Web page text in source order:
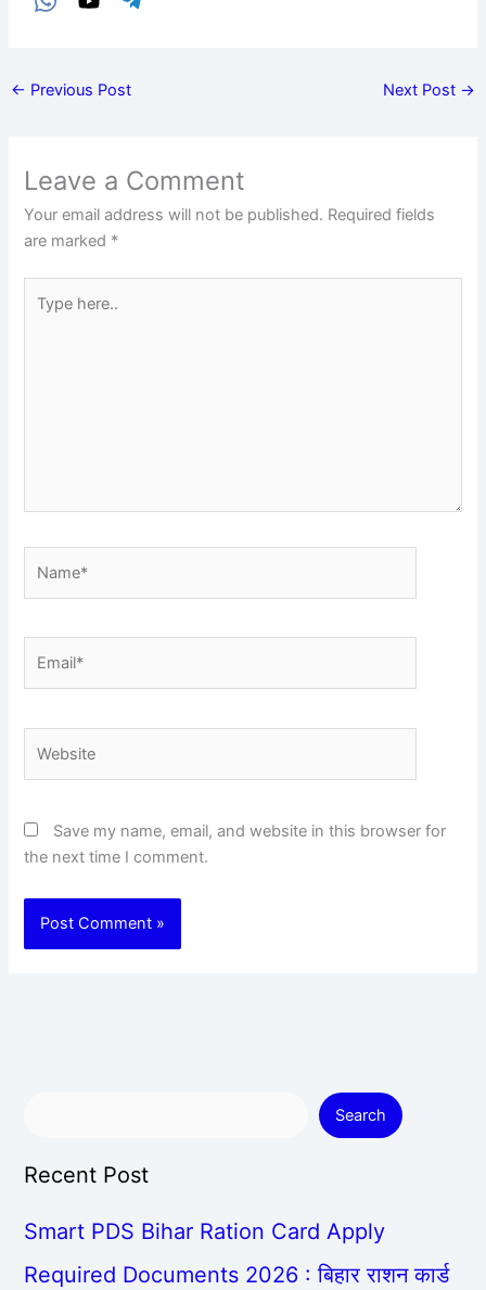
← Previous Post Next Post →
Leave a Comment
Your email address will not be published. Required fields
are marked *
here..
Save my name, email, and website in this browser for
the next time I comment.
Search
Recent Post
Smart PDS Bihar Ration Card Apply
Required Documents 2026 : बिहार राशन कार्ड